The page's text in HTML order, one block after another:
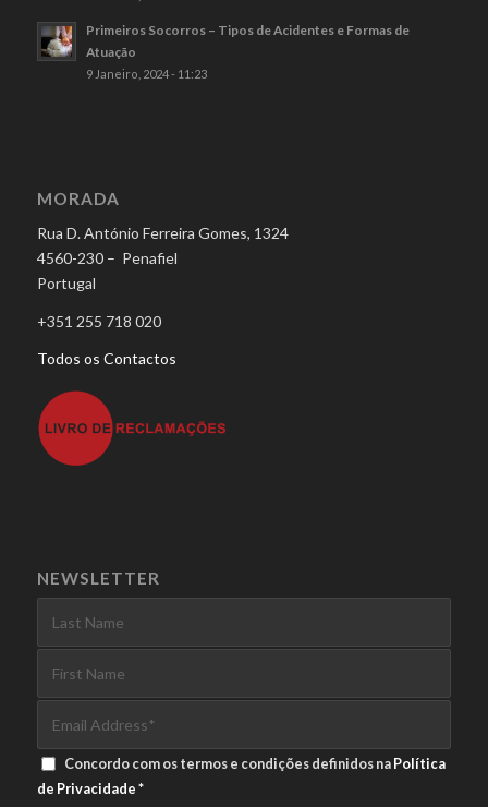
Primeiros Socorros – Tipos de Acidentes e Formas de
Atuação
9 Janeiro, 2024 - 11:23
MORADA
Rua D. António Ferreira Gomes, 1324
4560-230 – Penafiel
Portugal
+351 255 718 020
Todos os Contactos
NEWSLETTER
Concordo com os termos e condições definidos naPolítica
de Privacidade*